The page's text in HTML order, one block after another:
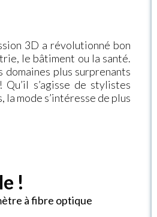
3D a révolutionné bon
le bâtiment ou la santé.
plus surprenants
s’agisse de stylistes
la mode s’intéresse de plus
!
à fibre optique